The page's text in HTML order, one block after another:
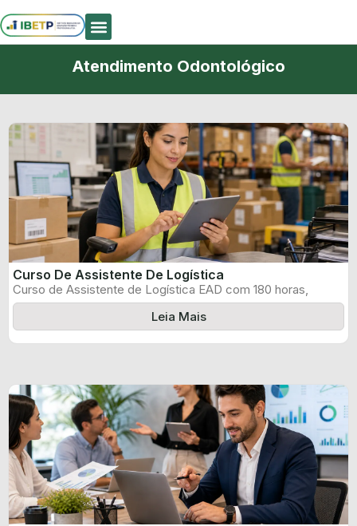
Atendimento Odontológico
Curso De Assistente De Logística
Curso de Assistente de Logística EAD com 180 horas,
certificado informado pelo produtor ...
Leia Mais